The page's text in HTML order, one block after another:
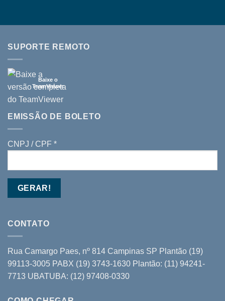
SUPORTE REMOTO
Baixe o
TeamViewer
EMISSÃO DE BOLETO
CNPJ / CPF *
CONTATO
Rua Camargo Paes, nº 814 Campinas SP Plantão (19)
99113-3005 PABX (19) 3743-1630 Plantão: (11) 94241-
7713 UBATUBA: (12) 97408-0330